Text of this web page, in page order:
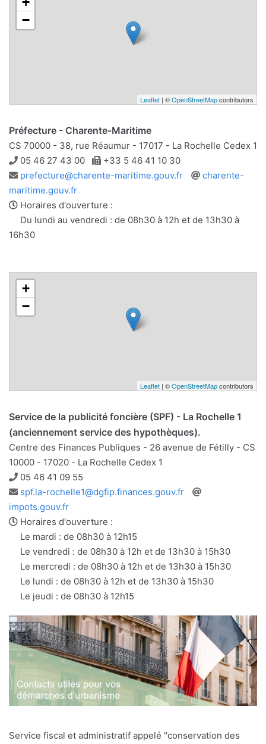
−
Leaflet | ©OpenStreetMapcontributors
Préfecture - Charente-Maritime
CS 70000 - 38, rue Réaumur - 17017 - La Rochelle Cedex 1
Téléphone
05 46 27 43 00 Télécopie
+33 5 46 41 10 30
Adresse
e-
mail
prefecture@charente-maritime.gouv.fr
Site
charente-
maritime.gouv.fr
Horaires d'ouverture :
Du lundi au vendredi : de 08h30 à 12h et de 13h30 à
16h30
+
−
Leaflet | ©OpenStreetMapcontributors
Service de la publicité foncière (SPF) - La Rochelle 1
(anciennement service des hypothèques).
Centre des Finances Publiques - 26 avenue de Fétilly - CS
10000 - 17020 - La Rochelle Cedex 1
Téléphone
05 46 41 09 55
Adresse
e-
mail
spf.la-rochelle1@dgfip.finances.gouv.fr
impots.gouv.fr
Horaires d'ouverture :
Le mardi : de 08h30 à 12h15
Le vendredi : de 08h30 à 12h et de 13h30 à 15h30
Le mercredi : de 08h30 à 12h et de 13h30 à 15h30
Le lundi : de 08h30 à 12h et de 13h30 à 15h30
Le jeudi : de 08h30 à 12h15
Service fiscal et administratif appelé "conservation des